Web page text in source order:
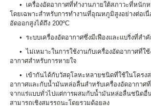
• เครื่องอัดอากาศที่ทำงานภายใต้สภาวะที่หนักห
โดยเฉพาะสำหรับการทำงานที่อุณหภูมิสูงอย่างต่อ
อัดออกสูงได้ถึง 200ºC
• ระบบเครื่องอัดอากาศซึ่งมีเฟืองและแบริ่งที่สำ
• ไม่เหมาะในการใช้งานกับเครื่องอัดอากาศที่ใช้
อากาศสำหรับการหายใจ
• เข้ากันได้กับวัสดุโลหะหลายชนิดที่ใช้ในโครงส
อากาศและกับน้ำมันหล่อลื่นสำหรับเครื่องอัดอากาศ
จากแร่แบบทั่วไปแต่การผสมกับน้ำมันหล่อลื่นชนิดอื่
สามารถเชิงสมรรถนะโดยรวมด้อยลง